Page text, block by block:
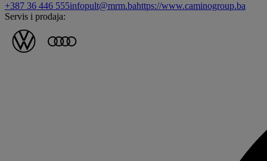
+387 36 446 555infopult@mrm.bahttps://www.caminogroup.ba
Servis i prodaja: